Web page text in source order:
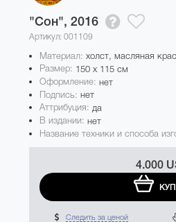
"Сон", 2016
Артикул: 001109
Материал: холст, масляная
Размер: 150 x 115 см
Оформление:нет
Подпись:нет
Аттрибуция: да
В издании:нет
Название техники и способа
4.000
Следить за ценой